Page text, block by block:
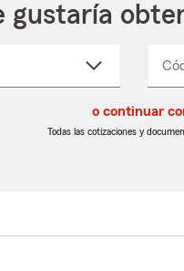
gustaría
o continuar
Todas las cotizaciones y